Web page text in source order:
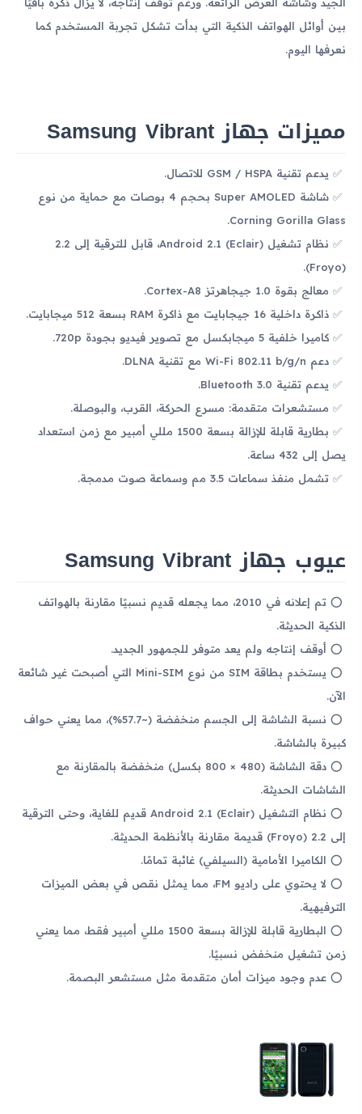
بين أوائل الهواتف الذكية التي بدأت تشكل تجربة المستخدم كما
نعرفها اليوم.
مميزات جهاز Samsung Vibrant
يدعم تقنية GSM / HSPA للاتصال.
شاشة Super AMOLED بحجم 4 بوصات مع حماية من نوع
Corning Gorilla Glass.
نظام تشغيل Android 2.1 (Eclair)، قابل للترقية إلى 2.2
(Froyo).
معالج بقوة 1.0 جيجاهرتز Cortex-A8.
ذاكرة داخلية 16 جيجابايت مع ذاكرة RAM بسعة 512 ميجابايت.
كاميرا خلفية 5 ميجابكسل مع تصوير فيديو بجودة 720p.
دعم Wi-Fi 802.11 b/g/n مع تقنية DLNA.
يدعم تقنية Bluetooth 3.0.
مستشعرات متقدمة: مسرع الحركة، القرب، والبوصلة.
بطارية قابلة للإزالة بسعة 1500 مللي أمبير مع زمن استعداد
يصل إلى 432 ساعة.
تشمل منفذ سماعات 3.5 مم وسماعة صوت مدمجة.
عيوب جهاز Samsung Vibrant
تم إعلانه في 2010، مما يجعله قديم نسبيًا مقارنة بالهواتف
الذكية الحديثة.
أوقف إنتاجه ولم يعد متوفر للجمهور الجديد.
يستخدم بطاقة SIM من نوع Mini-SIM التي أصبحت غير شائعة
الآن.
نسبة الشاشة إلى الجسم منخفضة (~57.7%)، مما يعني حواف
كبيرة بالشاشة.
دقة الشاشة (480 × 800 بكسل) منخفضة بالمقارنة مع
الشاشات الحديثة.
نظام التشغيل Android 2.1 (Eclair) قديم للغاية، وحتى الترقية
إلى 2.2 (Froyo) قديمة مقارنة بالأنظمة الحديثة.
الكاميرا الأمامية (السيلفي) غائبة تمامًا.
لا يحتوي على راديو FM، مما يمثل نقص في بعض الميزات
الترفيهية.
البطارية قابلة للإزالة بسعة 1500 مللي أمبير فقط، مما يعني
زمن تشغيل منخفض نسبيًا.
عدم وجود ميزات أمان متقدمة مثل مستشعر البصمة.